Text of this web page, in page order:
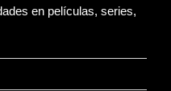
en películas, series,